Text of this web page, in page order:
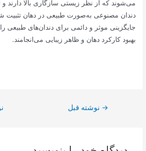
می‌شوند که از نظر زیستی سازگاری بالا دارند و
دندان مصنوعی به‌صورت طبیعی در دهان تثبیت
جایگزینی موثر و دائمی برای دندان‌های طبیعی
بهبود کارکرد دهان و ظاهر زیبایی می‌انجامند.
راهبری→ نوشته قبل